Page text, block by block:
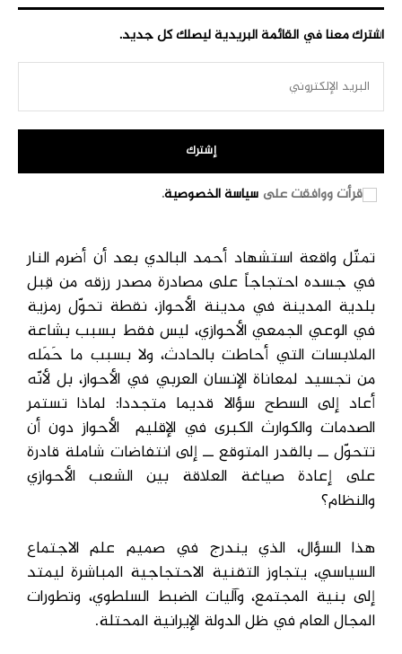
اشترك معنا في القائمة البريدية ليصلك كل جديد.
إشترك
قرأت ووافقت على سياسة الخصوصية.
تمثّل واقعة استشهاد أحمد البالدي بعد أن أضرم النار
في جسده احتجاجاً على مصادرة مصدر رزقه من قِبل
بلدية المدينة في مدينة الأحواز، نقطة تحوّل رمزية
في الوعي الجمعي الأحوازي، ليس فقط بسبب بشاعة
الملابسات التي أحاطت بالحادث، ولا بسبب ما حَمَله
من تجسيد لمعاناة الإنسان العربي في الأحواز، بل لأنّه
أعاد إلى السطح سؤالا قديما متجددا: لماذا تستمر
الصدمات والكوارث الكبرى في الإقليم الأحواز دون أن
تتحوّل ــ بالقدر المتوقع ــ إلى انتفاضات شاملة قادرة
على إعادة صياغة العلاقة بين الشعب الأحوازي
والنظام؟
هذا السؤال، الذي يندرج في صميم علم الاجتماع
السياسي، يتجاوز التقنية الاحتجاجية المباشرة ليمتد
إلى بنية المجتمع، وآليات الضبط السلطوي، وتطورات
المجال العام في ظل الدولة الإيرانية المحتلة.